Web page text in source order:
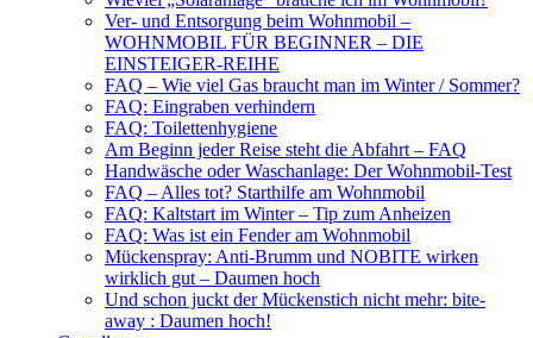
Ver- und Entsorgung beim Wohnmobil –
WOHNMOBIL FÜR BEGINNER – DIE
EINSTEIGER-REIHE
FAQ – Wie viel Gas braucht man im Winter / Sommer?
FAQ: Eingraben verhindern
FAQ: Toilettenhygiene
Am Beginn jeder Reise steht die Abfahrt – FAQ
Handwäsche oder Waschanlage: Der Wohnmobil-Test
FAQ – Alles tot? Starthilfe am Wohnmobil
FAQ: Kaltstart im Winter – Tip zum Anheizen
FAQ: Was ist ein Fender am Wohnmobil
Mückenspray: Anti-Brumm und NOBITE wirken
wirklich gut – Daumen hoch
Und schon juckt der Mückenstich nicht mehr: bite-
away : Daumen hoch!